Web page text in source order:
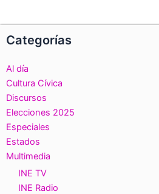
Categorías
Al día
Cultura Cívica
Discursos
Elecciones 2025
Especiales
Estados
Multimedia
INE TV
INE Radio